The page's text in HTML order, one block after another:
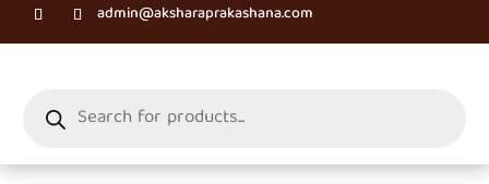
admin@aksharaprakashana.com
search